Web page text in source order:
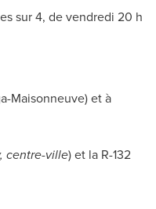
sur 4, de vendredi 20 h
Maisonneuve) et à
centre-ville) et la R-132